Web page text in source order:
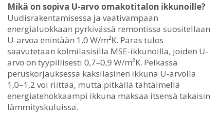
Mikä on sopiva U-arvo omakotitalon ikkunoille?
Uudisrakentamisessa ja vaativampaan
energialuokkaan pyrkivässä remontissa suositellaan
U-arvoa enintään 1,0 W/m²K. Paras tulos
saavutetaan kolmilasisilla MSE-ikkunoilla, joiden U-
arvo on tyypillisesti 0,7–0,9 W/m²K. Pelkässä
peruskorjauksessa kaksilasinen ikkuna U-arvolla
1,0–1,2 voi riittää, mutta pitkällä tähtäimellä
energiatehokkaampi ikkuna maksaa itsensä takaisin
lämmityskuluissa.